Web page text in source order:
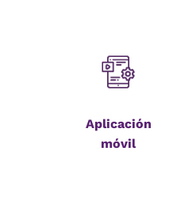
Aplicación
móvil